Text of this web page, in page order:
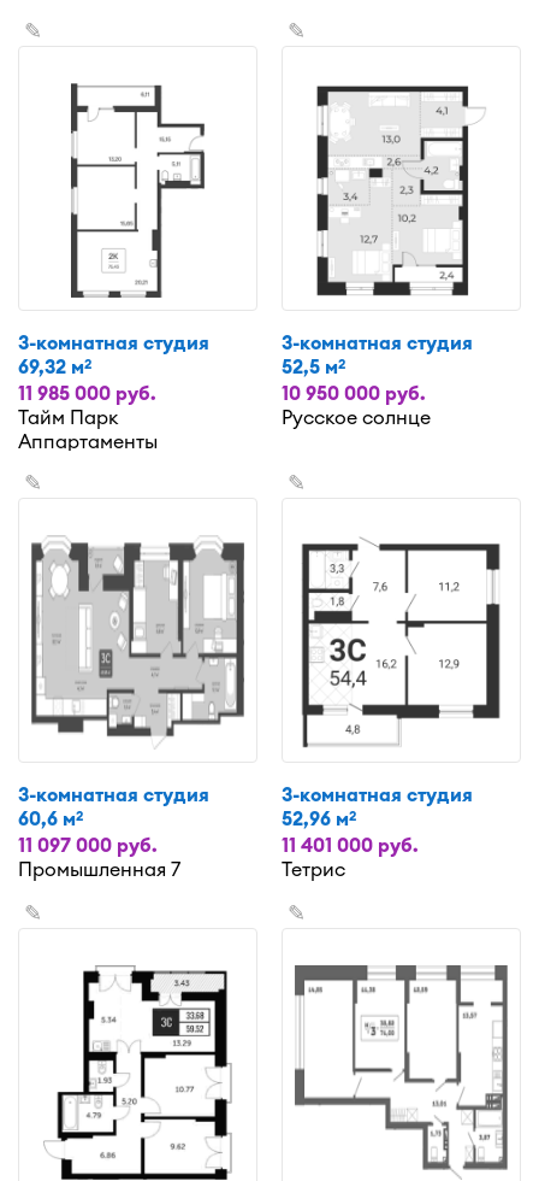
✎
3-комнатная студия
69,32 м2
11 985 000 руб.
Тайм Парк
Аппартаменты
✎
3-комнатная студия
52,5 м2
10 950 000 руб.
Русское солнце
✎
3-комнатная студия
60,6 м2
11 097 000 руб.
Промышленная 7
✎
3-комнатная студия
52,96 м2
11 401 000 руб.
Тетрис
✎ ✎